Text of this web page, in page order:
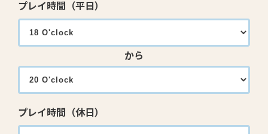
プレイ時間（平日）
から
プレイ時間（休日）